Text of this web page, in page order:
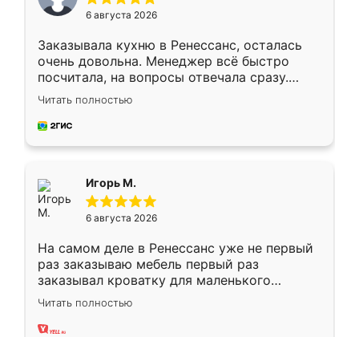
6 августа 2026
Заказывала кухню в Ренессанс, осталась
очень довольна. Менеджер всё быстро
посчитала, на вопросы отвечала сразу.
Замерщик приехал в субботу, подошёл к
делу со всей ответственностью. Собрали
за день, ребята работали аккуратно, даже
Читать полностью
Игорь М.
6 августа 2026
На самом деле в Ренессанс уже не первый
раз заказываю мебель первый раз
заказывал кроватку для маленького
ребёнка при его рождении ,во второй раз
заказал шкаф-купе. По качеству очень
хорошее сборка достаточно быстрая,
Читать полностью